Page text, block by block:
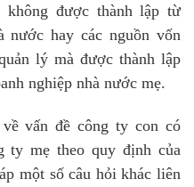
được thành lập từ
nước hay các nguồn vốn
lý mà được thành lập
nghiệp nhà nước mẹ.
vấn đề công ty con có
ty mẹ theo quy định của
một số câu hỏi khác liên